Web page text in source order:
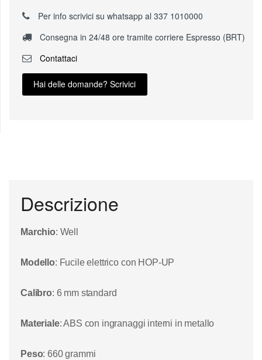
Per info scrivici su whatsapp al 337 1010000
Consegna in 24/48 ore tramite corriere Espresso (BRT)
Contattaci
Hai delle domande? Scrivici
Descrizione
Marchio: Well
Modello: Fucile elettrico con HOP-UP
Calibro: 6 mm standard
Materiale: ABS con ingranaggi interni in metallo
Peso: 660 grammi